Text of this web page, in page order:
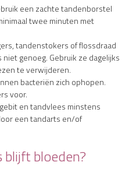
een zachte tandenborstel
twee minuten met
tandenstokers of flossdraad
genoeg. Gebruik ze dagelijks
te verwijderen.
bacteriën zich ophopen.
voor.
en tandvlees minstens
een tandarts en/of
bloeden?